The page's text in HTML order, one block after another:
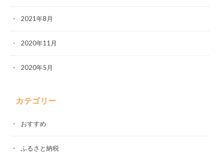
2021年8月
2020年11月
2020年5月
カテゴリー
おすすめ
ふるさと納税